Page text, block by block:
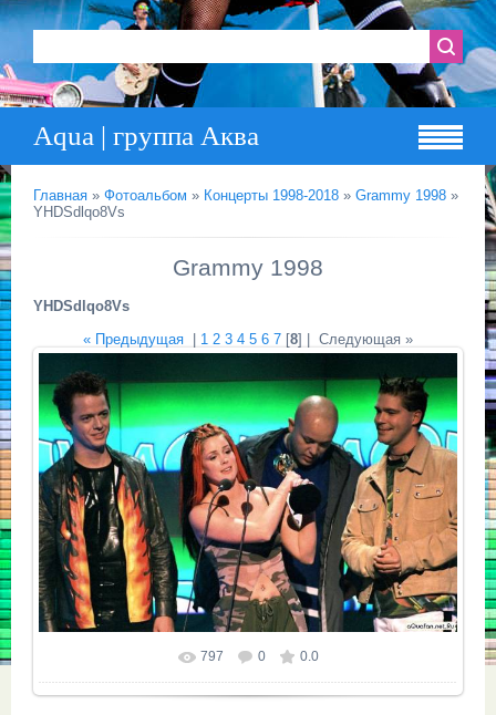
Aqua | группа Аква
Главная » Фотоальбом » Концерты 1998-2018 » Grammy 1998 »
YHDSdlqo8Vs
Grammy 1998
YHDSdlqo8Vs
« Предыдущая
1 2 3 4 5 6 7 [8] | Следующая »
Размер фотографии: 1140x760
797 0 0.0